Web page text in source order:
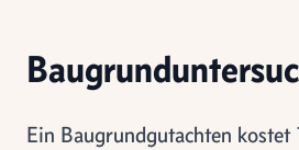
Ein Baugrundgutachten